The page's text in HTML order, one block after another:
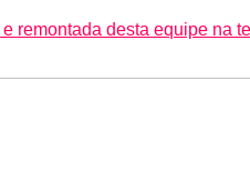
remontada desta equipe